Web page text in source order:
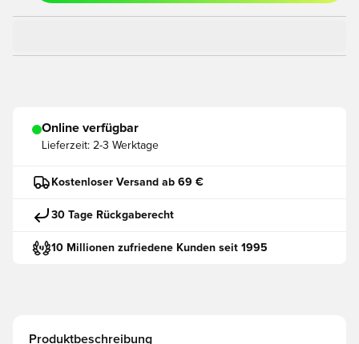
Online verfügbar
Lieferzeit: 2-3 Werktage
Kostenloser Versand ab 69 €
30 Tage Rückgaberecht
10 Millionen zufriedene Kunden seit 1995
Produktbeschreibung